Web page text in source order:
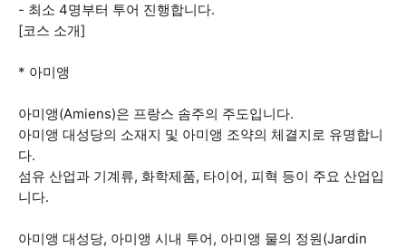
- 최소 4명부터 투어 진행합니다.
[코스 소개]
* 아미앵
아미앵(Amiens)은 프랑스 솜주의 주도입니다.
아미앵 대성당의 소재지 및 아미앵 조약의 체결지로 유명합니
다.
섬유 산업과 기계류, 화학제품, 타이어, 피혁 등이 주요 산업입
니다.
아미앵 대성당, 아미앵 시내 투어, 아미앵 물의 정원(Jardin